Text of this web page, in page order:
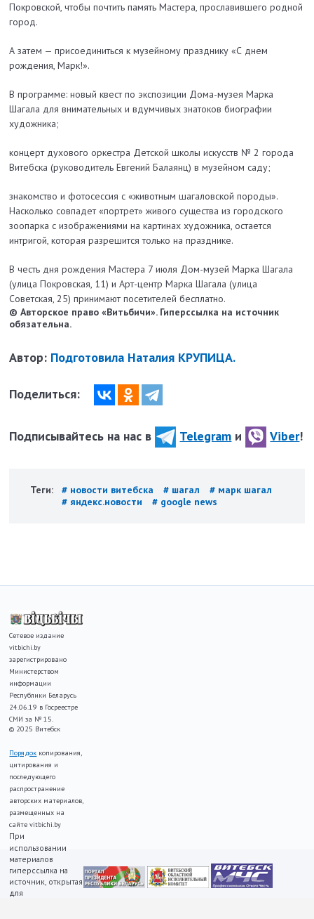
Покровской, чтобы почтить память Мастера, прославившего родной
город.
А затем — присоединиться к музейному празднику «С днем
рождения, Марк!».
В программе: новый квест по экспозиции Дома-музея Марка
Шагала для внимательных и вдумчивых знатоков биографии
художника;
концерт духового оркестра Детской школы искусств № 2 города
Витебска (руководитель Евгений Балаянц) в музейном саду;
знакомство и фотосессия с «животным шагаловской породы».
Насколько совпадет «портрет» живого существа из городского
зоопарка с изображениями на картинах художника, остается
интригой, которая разрешится только на празднике.
В честь дня рождения Мастера 7 июля Дом-музей Марка Шагала
(улица Покровская, 11) и Арт-центр Марка Шагала (улица
Советская, 25) принимают посетителей бесплатно.
© Авторское право «Витьбичи». Гиперссылка на источник
обязательна.
Автор: Подготовила Наталия КРУПИЦА.
Поделиться:
Подписывайтесь на нас в Telegram и Viber!
Теги: # новости витебска # шагал
# марк шагал
# яндекс.новости
# google news
Сетевое издание
vitbichi.by
зарегистрировано
Министерством
информации
Республики Беларусь
24.06.19 в Госреестре
СМИ за № 15.
© 2025 Витебск
Порядок копирования,
цитирования и
последующего
распространение
авторских материалов,
размещенных на
сайте vitbichi.by
При
использовании
материалов
гиперссылка на
источник, открытая
для